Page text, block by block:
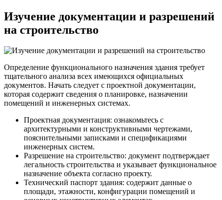
Изучение документации и разрешений
на строительство
Определение функционального назначения здания требует
тщательного анализа всех имеющихся официальных
документов. Начать следует с проектной документации,
которая содержит сведения о планировке, назначении
помещений и инженерных системах.
Проектная документация: ознакомьтесь с
архитектурными и конструктивными чертежами,
пояснительными записками и спецификациями
инженерных систем.
Разрешение на строительство: документ подтверждает
легальность строительства и указывает функциональное
назначение объекта согласно проекту.
Технический паспорт здания: содержит данные о
площади, этажности, конфигурации помещений и